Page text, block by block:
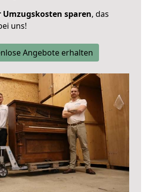
Umzugskosten sparen, das
uns!
Angebote erhalten